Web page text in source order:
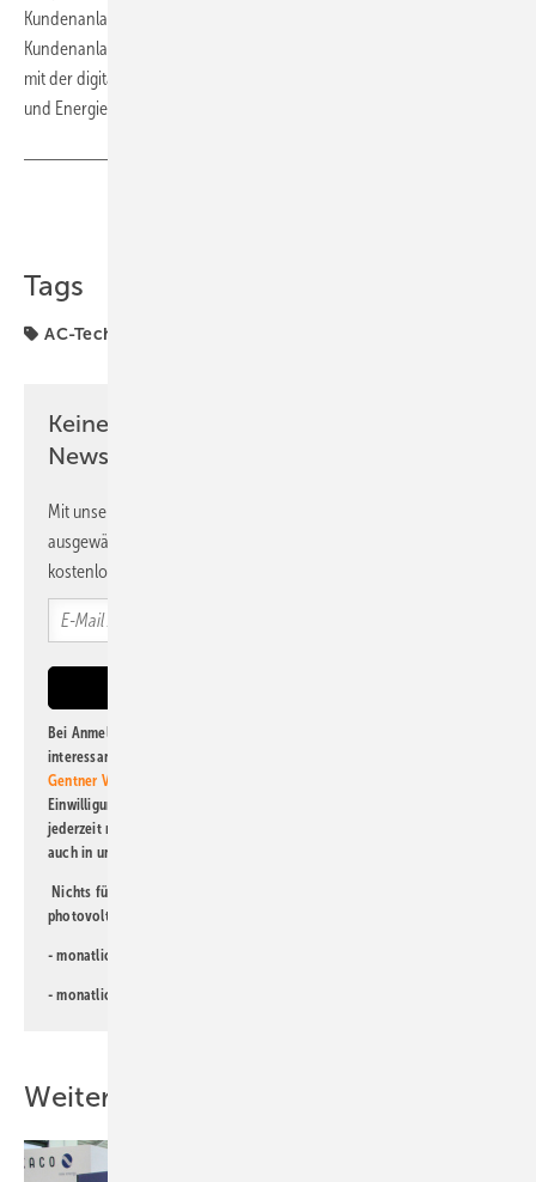
Kundenanlage. Mit der Ansteuerung über EEBUS lässt sich die
Kundenanlage somit interoperabel und sicher anbinden. Zudem wird
mit der digitalen Steuerung auch eine Rückmeldung für Netzbetreiber
und Energielieferanten ermöglicht. (su)
Tags
AC-Technik
Keine Zeit? Kein Problem mit dem PV
Newsletter!
Mit unserem Newsletter erhalten Sie regelmäßig von uns
ausgewählte Informationen und Neuigkeiten, gebündelt und
kostenlos direkt ins Postfach.
Bei Anmeldung zu diesem Newsletter bin ich damit einverstanden, über
interessante Verlags- und Online-Angebote
Gentner Verlag GmbH & Co. KG
Einwilligung kann ich jederzeit widerrufen und eine Abmeldung ist
jederzeit möglich. Informationen zum Umgang mit Daten finden Sie
auch in unserer
Nichts für Sie dabei? Dann lesen Sie doch einen unserer weiteren
photovoltaik-Newsletter!
- monatlicher
- monatlicher
Weitere Inhalte